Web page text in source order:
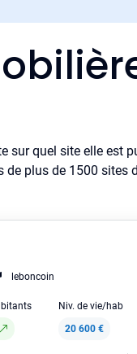
sur quel site elle est
de plus de 1500 sites
leboncoin
Niv. de vie/hab
20 600 €